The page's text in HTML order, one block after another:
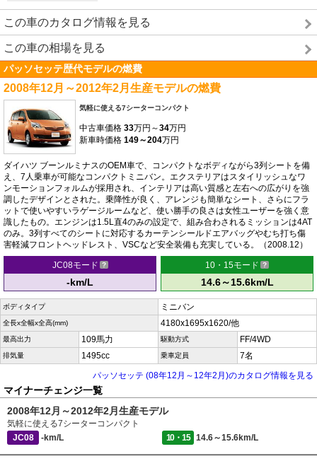
この車のカタログ情報を見る
この車の相場を見る
パッソセッテ歴代モデルの燃費
2008年12月～2012年2月生産モデルの燃費
気軽に使える7シーターコンパクト
中古車価格 33万円～34万円
新車時価格 149～204万円
ダイハツ ブーンルミナスのOEM車で、コンパクトなボディながら3列シートを備
え、7人乗車が可能なコンパクトミニバン。エクステリアはスタイリッシュなワ
ンモーションフォルムが採用され、インテリアは高い質感と左右への広がりを強
調したデザインとされた。乗降性が良く、アレンジも簡単なシート、さらにフラ
ットで使いやすいラゲージルームなど、使い勝手の良さは女性ユーザーを強く意
識したもの。エンジンは1.5L直4のみの設定で、組み合わされるミッションは4AT
のみ。3列すべてのシートに対応するカーテンシールドエアバッグやむち打ち傷
害軽減フロントヘッドレスト、VSCなど安全装備も充実している。（2008.12）
JC08モード
-km/L
10・15モード
14.6～15.6km/L
ボディタイプ ミニバン
全長x全幅x全高(mm) 4180x1695x1620/他
最高出力 109馬力 駆動方式 FF/4WD
排気量 1495cc 乗車定員
7名
パッソセッテ (08年12月～12年2月)のカタログ情報を見る
マイナーチェンジ一覧
2008年12月～2012年2月生産モデル
気軽に使える7シーターコンパクト
JC08
-km/L 10・15 14.6～15.6km/L